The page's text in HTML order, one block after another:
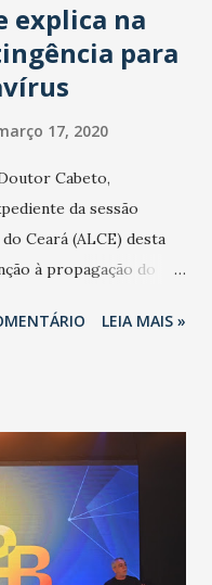
explica na
para
17, 2020
Cabeto,
da sessão
Ceará (ALCE) desta
à propagação do
contenção da
os ambientes
vivendo uma
os anos, com
ou H1N1. Trata-se
com um poder de
LEIA MAIS »